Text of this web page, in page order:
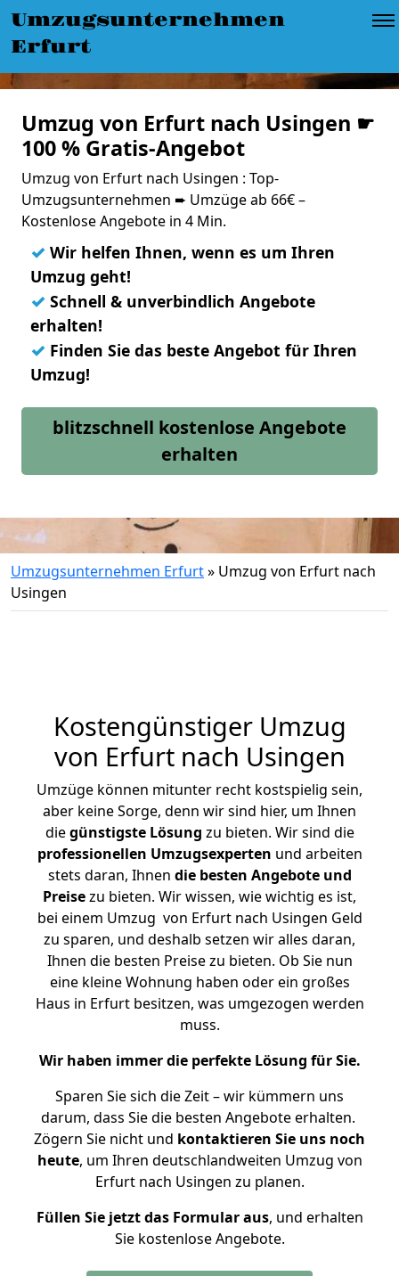
Umzugsunternehmen
Erfurt
Umzug von Erfurt nach Usingen ☛
100 % Gratis-Angebot
Umzug von Erfurt nach Usingen : Top-
Umzugsunternehmen ➨ Umzüge ab 66€ –
Kostenlose Angebote in 4 Min.
✓ Wir helfen Ihnen, wenn es um Ihren
Umzug geht!
✓ Schnell & unverbindlich Angebote
erhalten!
✓ Finden Sie das beste Angebot für Ihren
Umzug!
blitzschnell kostenlose Angebote
erhalten
Umzugsunternehmen Erfurt» Umzug von Erfurt nach
Usingen
Kostengünstiger Umzug
von Erfurt nach Usingen
Umzüge können mitunter recht kostspielig sein,
aber keine Sorge, denn wir sind hier, um Ihnen
diegünstigste Lösung zu bieten. Wir sind die
professionellen Umzugsexperten und arbeiten
stets daran, Ihnen die besten Angebote und
Preisezu bieten. Wir wissen, wie wichtig es ist,
bei einem Umzug von Erfurt nach Usingen Geld
zu sparen, und deshalb setzen wir alles daran,
Ihnen die besten Preise zu bieten. Ob Sie nun
eine kleine Wohnung haben oder ein großes
Haus in Erfurt besitzen, was umgezogen werden
muss.
Wir haben immer die perfekte Lösung für Sie.
Sparen Sie sich die Zeit – wir kümmern uns
darum, dass Sie die besten Angebote erhalten.
Zögern Sie nicht und kontaktieren Sie uns noch
heute, um Ihren deutschlandweiten Umzug von
Erfurt nach Usingen zu planen.
Füllen Sie jetzt das Formular aus, und erhalten
Sie kostenlose Angebote.